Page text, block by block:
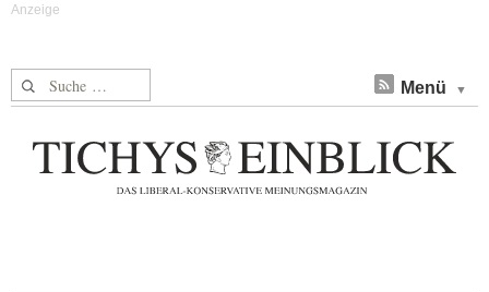
Suche nach: Menü